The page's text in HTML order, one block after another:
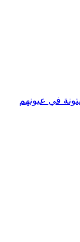
في عيونهم